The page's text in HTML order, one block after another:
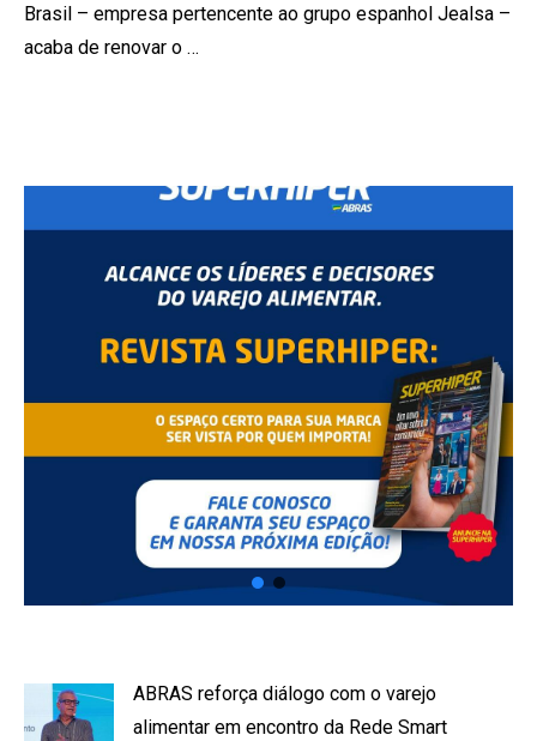
Brasil – empresa pertencente ao grupo espanhol Jealsa –
acaba de renovar o …
ABRAS reforça diálogo com o varejo
alimentar em encontro da Rede Smart